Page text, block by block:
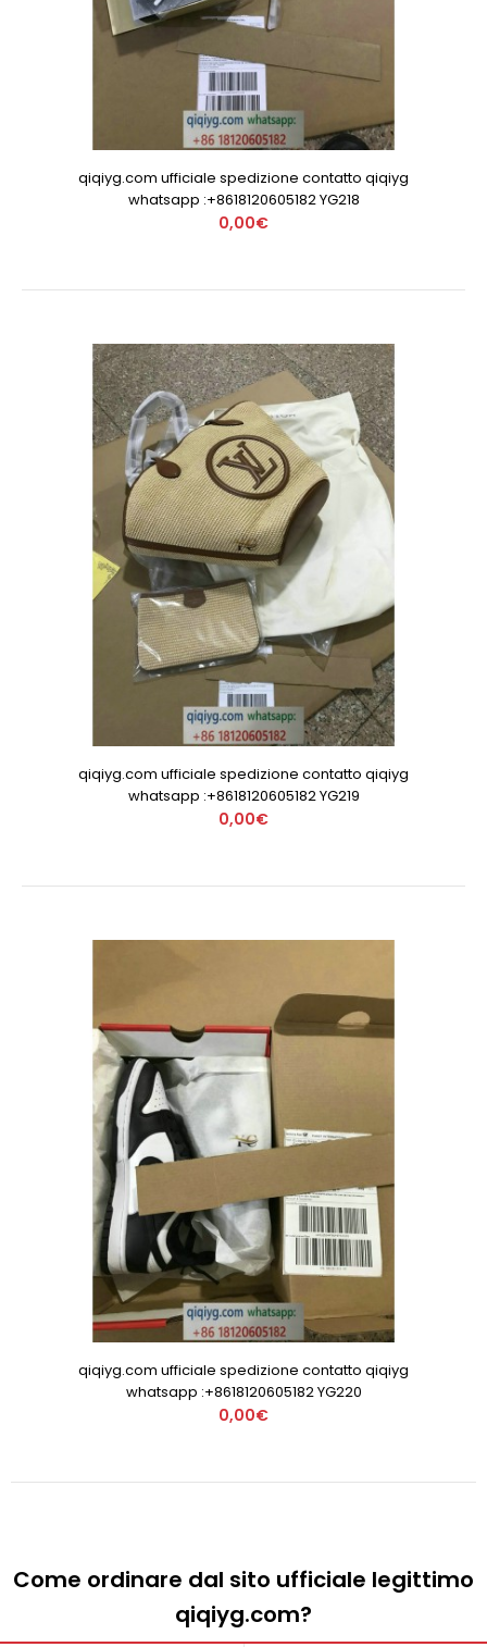
qiqiyg.com ufficiale spedizione contatto qiqiyg
whatsapp :+8618120605182 YG218
0,00€
qiqiyg.com ufficiale spedizione contatto qiqiyg
whatsapp :+8618120605182 YG219
0,00€
qiqiyg.com ufficiale spedizione contatto qiqiyg
whatsapp :+8618120605182 YG220
0,00€
Come ordinare dal sito ufficiale legittimo
qiqiyg.com?